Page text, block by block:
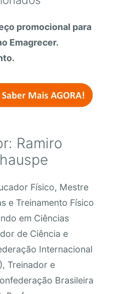
promocional para
Emagrecer.
Ramiro
Físico, Mestre
e Treinamento Físico
em Ciências
de Ciência e
Internacional
Treinador e
Brasileira